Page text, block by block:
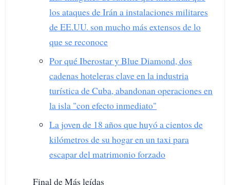
los ataques de Irán a instalaciones militares
de EE.UU. son mucho más extensos de lo
que se reconoce
Por qué Iberostar y Blue Diamond, dos
cadenas hoteleras clave en la industria
turística de Cuba, abandonan operaciones en
la isla "con efecto inmediato"
La joven de 18 años que huyó a cientos de
kilómetros de su hogar en un taxi para
escapar del matrimonio forzado
Final de Más leídas